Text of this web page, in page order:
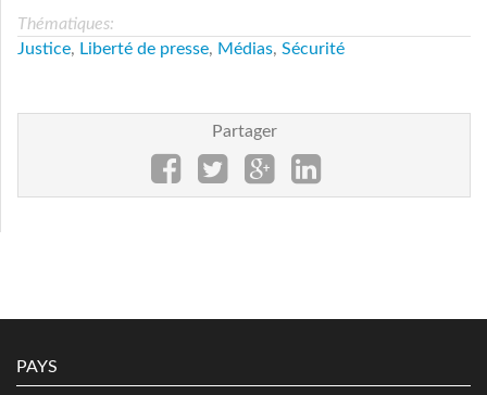
Thématiques:
Justice, Liberté de presse, Médias, Sécurité
Partager
PAYS